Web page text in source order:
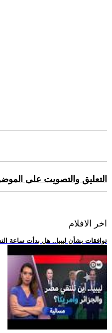
التعليق والتصويت على
اخر الافلام
.. توافقات بشأن ليبيا.. هل بدأت ساعة